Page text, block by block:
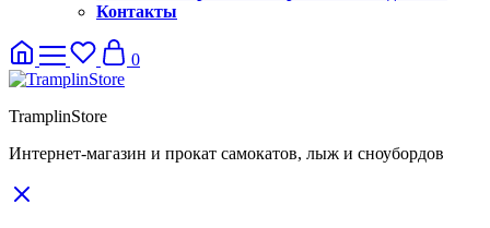
Контакты
0
TramplinStore
Интернет-магазин и прокат самокатов, лыж и сноубордов